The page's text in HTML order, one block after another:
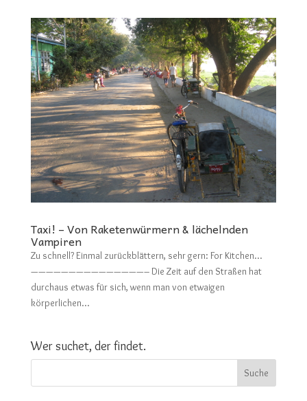
Taxi! – Von Raketenwürmern & lächelnden
Vampiren
Zu schnell? Einmal zurückblättern, sehr gern: For Kitchen…
———————————————– Die Zeit auf den Straßen hat
durchaus etwas für sich, wenn man von etwaigen
körperlichen...
Wer suchet, der findet.